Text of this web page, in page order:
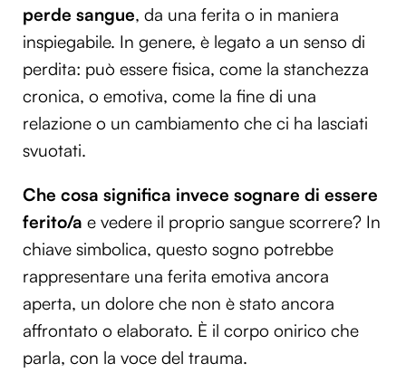
perde sangue, da una ferita o in maniera
inspiegabile. In genere, è legato a un senso di
perdita: può essere fisica, come la stanchezza
cronica, o emotiva, come la fine di una
relazione o un cambiamento che ci ha lasciati
svuotati.
Che cosa significa invece sognare di essere
ferito/a e vedere il proprio sangue scorrere? In
chiave simbolica, questo sogno potrebbe
rappresentare una ferita emotiva ancora
aperta, un dolore che non è stato ancora
affrontato o elaborato. È il corpo onirico che
parla, con la voce del trauma.